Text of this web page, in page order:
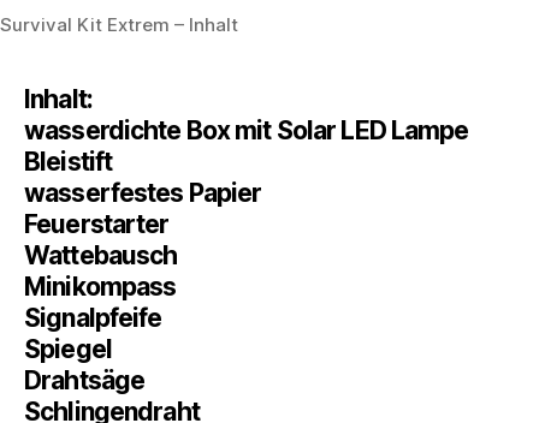
Survival Kit Extrem – Inhalt
Inhalt:
wasserdichte Box mit Solar LED Lampe
Bleistift
wasserfestes Papier
Feuerstarter
Wattebausch
Minikompass
Signalpfeife
Spiegel
Drahtsäge
Schlingendraht